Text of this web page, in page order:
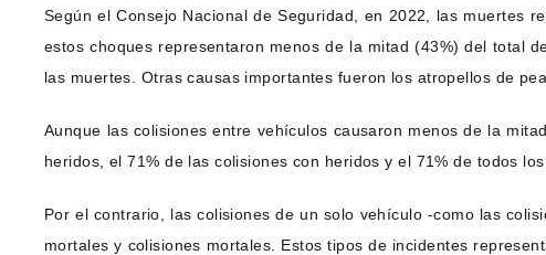
Según el Consejo Nacional de Seguridad, en 2022, las muertes
estos choques representaron menos de la mitad (43%) del total
las muertes. Otras causas importantes fueron los atropellos de
Aunque las colisiones entre vehículos causaron menos de la
heridos, el 71% de las colisiones con heridos y el 71% de todos
Por el contrario, las colisiones de un solo vehículo -como las
mortales y colisiones mortales. Estos tipos de incidentes